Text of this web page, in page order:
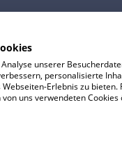
unserer
personalisierte
Erlebnis zu bieten.
uns verwendeten Cookies